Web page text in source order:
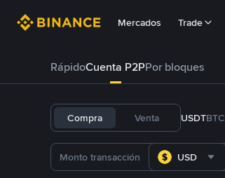
Mercados Trade
RápidoCuenta P2PPor bloques
Compra Venta USDTBTC
USD